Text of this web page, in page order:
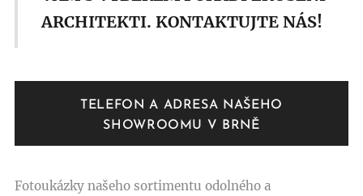
ARCHITEKTI. KONTAKTUJTE NÁS!
TELEFON A ADRESA NAŠEHO
SHOWROOMU V BRNĚ
Fotoukázky našeho sortimentu odolného a